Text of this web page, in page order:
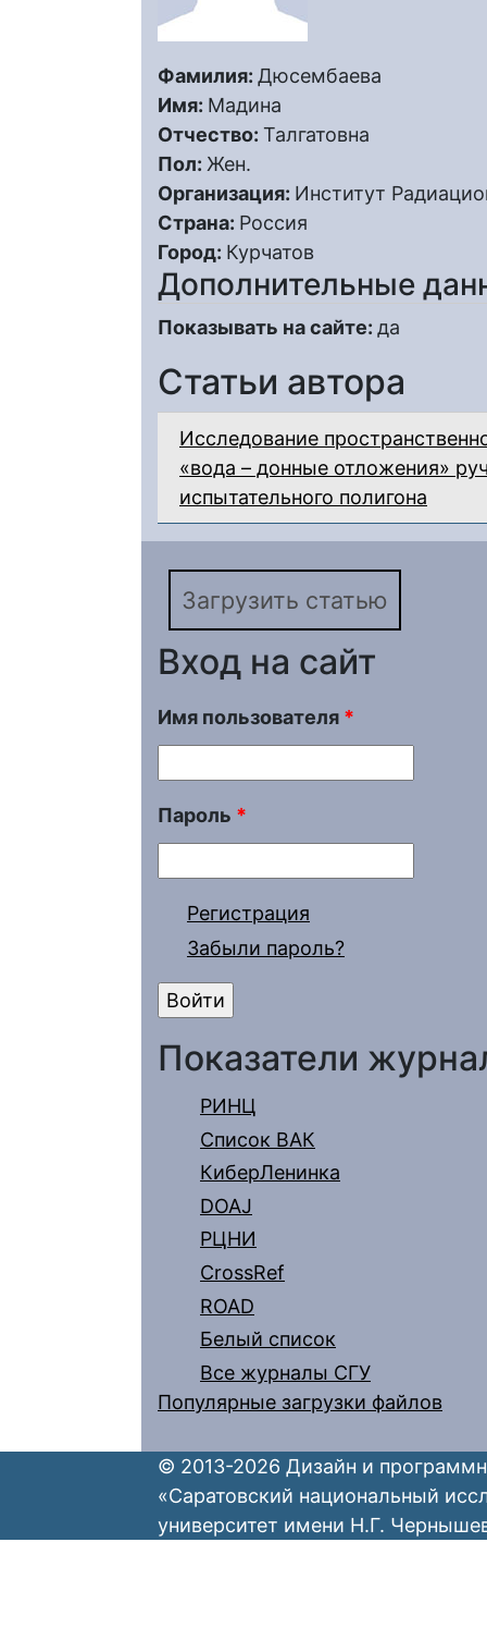
Фамилия: Дюсембаева
Имя: Мадина
Отчество: Талгатовна
Пол: Жен.
Организация: Институт
Страна: Россия
Город: Курчатов
Дополнительные
Показывать на сайте: да
Статьи автора
Исследование
«вода – донные отложения»
испытательного полигона
Загрузить статью
Вход на сайт
Имя пользователя *
Пароль *
Регистрация
Забыли пароль?
Показатели
РИНЦ
Список ВАК
КиберЛенинка
DOAJ
РЦНИ
CrossRef
ROAD
Белый список
Все журналы СГУ
Популярные загрузки файлов
© 2013-2026 Дизайн и
«Саратовский национальный
университет имени Н.Г.